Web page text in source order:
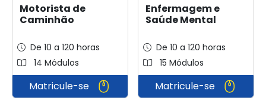
Motorista de
Caminhão
De 10 a 120 horas
14 Módulos
Matricule-se
Enfermagem e
Saúde Mental
De 10 a 120 horas
15 Módulos
Matricule-se